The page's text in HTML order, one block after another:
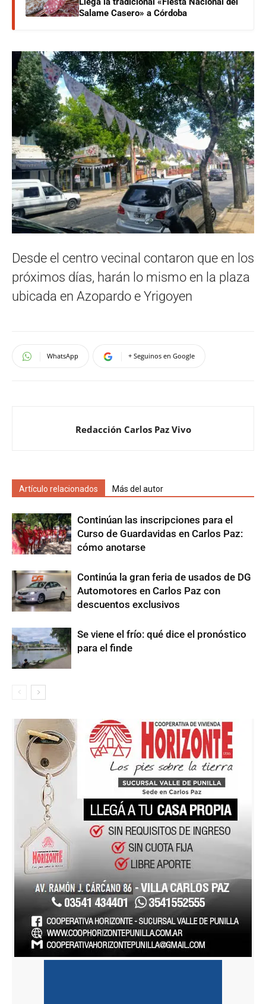
Salame Casero» a Córdoba
Desde el centro vecinal contaron que en los
próximos días, harán lo mismo en la plaza
ubicada en Azopardo e Yrigoyen
WhatsApp + Seguinos en Google
Redacción Carlos Paz Vivo
Artículo relacionados Más del autor
Continúan las inscripciones para el
Curso de Guardavidas en Carlos Paz:
cómo anotarse
Continúa la gran feria de usados de DG
Automotores en Carlos Paz con
descuentos exclusivos
Se viene el frío: qué dice el pronóstico
para el finde